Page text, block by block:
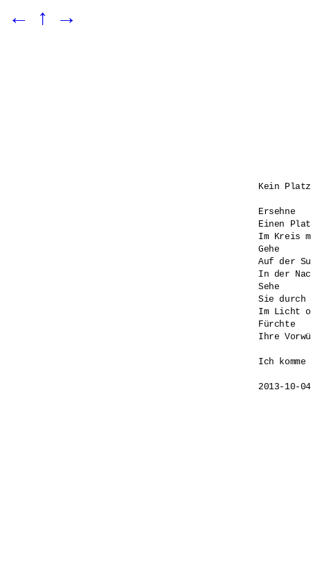
← ↑ →
Kein
Ersehne
Einen
Im Kreis
Gehe
Auf der
In der
Sehe
Sie durch
Im Licht
Fürchte
Ihre
Ich
2013-10-04